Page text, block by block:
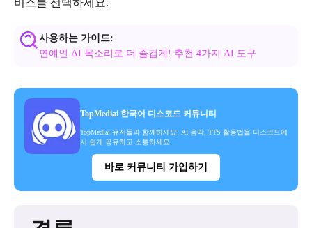
비스를 선택하세요.
사용하는 가이드:
연예인 AI 목소리로 더 즐겁게! 추천 4가지 AI 도구
TopMediai 한국어 디스코드 커뮤니티
TopMediai 유저들과 함께하세요! AI 음악, TTS 활용법을 디스코드에
서 쉽게 공유하고 소통하세요.
바로 커뮤니티 가입하기